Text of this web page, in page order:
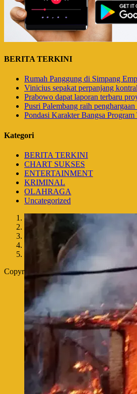
BERITA TERKINI
Rumah Panggung di Simpang
Vinicius sepakat perpanjang
Prabowo dapat laporan terbaru
Pusri Palembang raih
Pondasi Karakter Bangsa
Kategori
BERITA TERKINI
CHART SUKSES
ENTERTAINMENT
KRIMINAL
OLAHRAGA
Uncategorized
1
Copyright © 2026 | WordPress Theme